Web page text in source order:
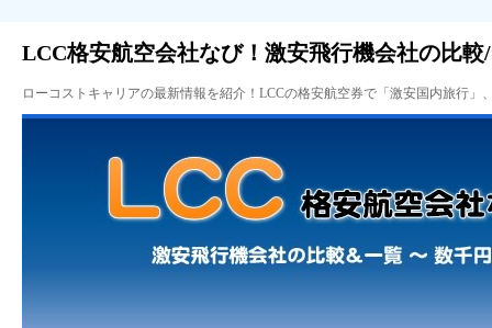
LCC格安航空会社なび！激安飛行機会社の比較
ローコストキャリアの最新情報を紹介！LCCの格安航空券で「激安国内旅行